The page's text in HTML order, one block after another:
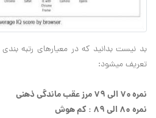
بد نیست بدانید که در معیارهای رتبه
تعریف میشود: ‏
نمره ۷۰ الی ۷۹ مرز عقب ماندگی ذهنی ‏
نمره ۸۰ الی ۸۹ : کم هوش ‏